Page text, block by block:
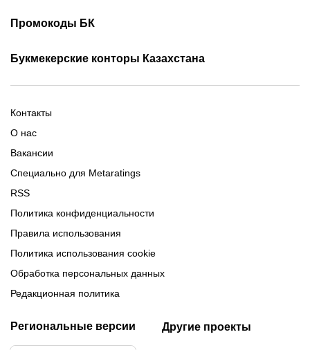
Скачать Париматч
Промокоды БК
Промокоды Париматч
Промокоды Ubet
Букмекерские конторы Казахстана
Обзор Олимпбет
Обзор Ubet
Контакты
О нас
Вакансии
Специально для Metaratings
RSS
Политика конфиденциальности
Правила использования
Политика использования cookie
Обработка персональных данных
Редакционная политика
Региональные версии Другие проекты